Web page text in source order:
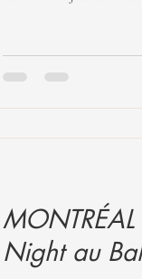
l’incomparable Ella
de l’artiste invitée
sauront vous émouvoir.
Night au